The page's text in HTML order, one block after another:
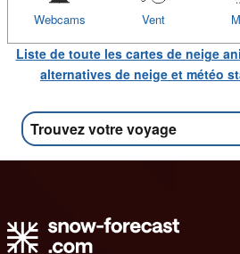
Vent
Webcams
Liste de toute les cartes de neige
alternatives de neige et météo
Trouvez votre voyage